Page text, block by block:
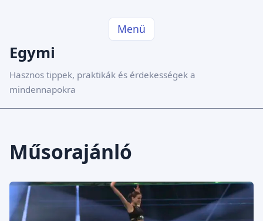
Menü
Egymi
Hasznos tippek, praktikák és érdekességek a
mindennapokra
Műsorajánló